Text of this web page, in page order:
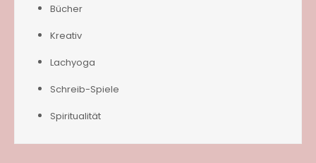
Bücher
Kreativ
Lachyoga
Schreib-Spiele
Spiritualität